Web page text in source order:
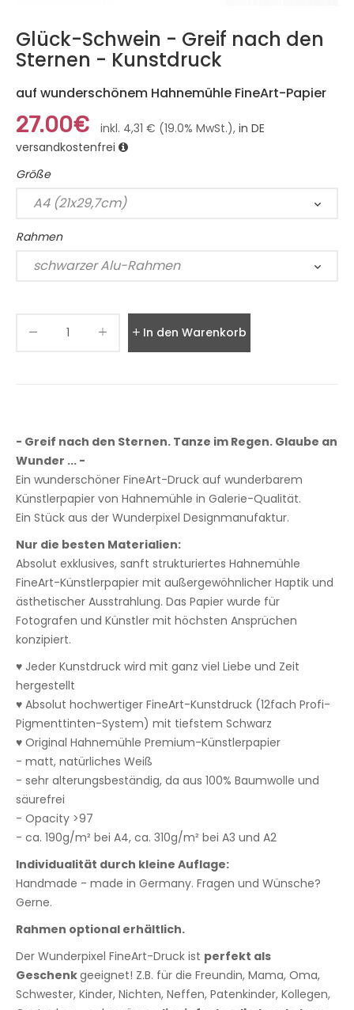
Glück-Schwein - Greif nach den
Sternen - Kunstdruck
auf wunderschönem Hahnemühle FineArt-Papier
27.00€ inkl. 4,31 € (19.0% MwSt.), in DE
versandkostenfrei
Größe
Rahmen
In den Warenkorb legen
- Greif nach den Sternen. Tanze im Regen. Glaube an
Wunder ... -
Ein wunderschöner FineArt-Druck auf wunderbarem
Künstlerpapier von Hahnemühle in Galerie-Qualität.
Ein Stück aus der Wunderpixel Designmanufaktur.
Nur die besten Materialien:
Absolut exklusives, sanft strukturiertes Hahnemühle
FineArt-Künstlerpapier mit außergewöhnlicher Haptik und
ästhetischer Ausstrahlung. Das Papier wurde für
Fotografen und Künstler mit höchsten Ansprüchen
konzipiert.
♥ Jeder Kunstdruck wird mit ganz viel Liebe und Zeit
hergestellt
♥ Absolut hochwertiger FineArt-Kunstdruck (12fach Profi-
Pigmenttinten-System) mit tiefstem Schwarz
♥ Original Hahnemühle Premium-Künstlerpapier
- matt, natürliches Weiß
- sehr alterungsbeständig, da aus 100% Baumwolle und
säurefrei
- Opacity >97
- ca. 190g/m² bei A4, ca. 310g/m² bei A3 und A2
Individualität durch kleine Auflage:
Handmade - made in Germany. Fragen und Wünsche?
Gerne.
Rahmen optional erhältlich.
Der Wunderpixel FineArt-Druck ist perfekt als
Geschenkgeeignet! Z.B. für die Freundin, Mama, Oma,
Schwester, Kinder, Nichten, Neffen, Patenkinder, Kollegen,